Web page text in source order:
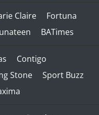
Claire
Fortuna
BATimes
Contigo
Stone
Sport Buzz